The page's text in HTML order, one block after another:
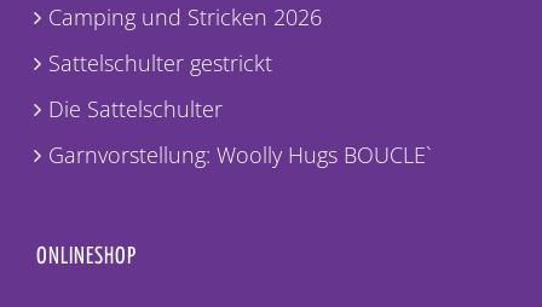
Camping und Stricken 2026
Sattelschulter gestrickt
Die Sattelschulter
Garnvorstellung: Woolly Hugs BOUCLE`
ONLINESHOP